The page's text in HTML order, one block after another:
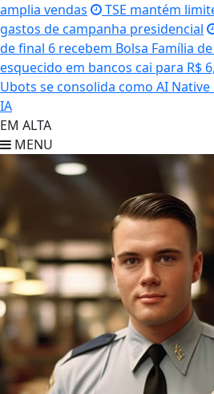
amplia vendas
TSE mantém
gastos de campanha presidencial
de final 6 recebem Bolsa Família
esquecido em bancos cai para R$
Ubots se consolida como AI
IA
EM ALTA
MENU